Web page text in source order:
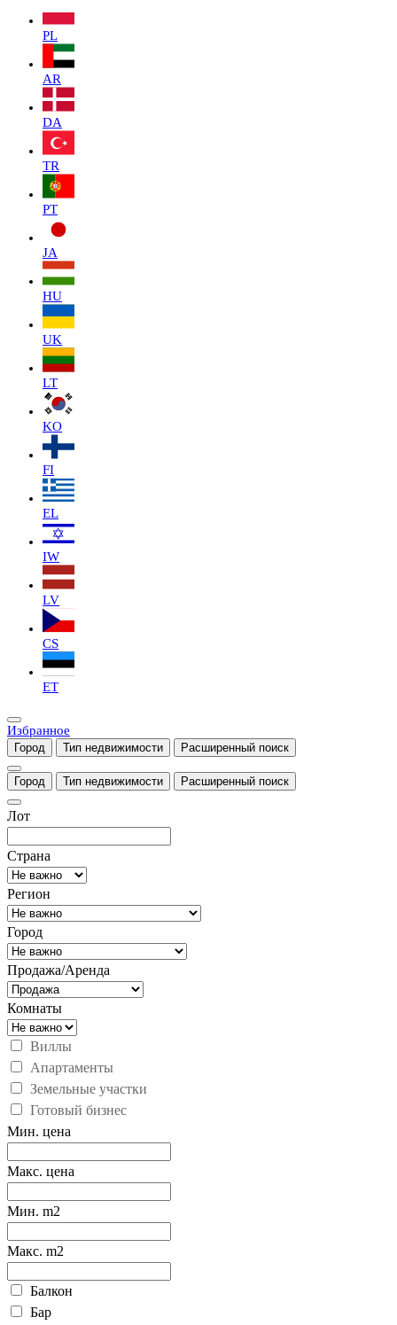
PL
AR
DA
TR
PT
JA
HU
UK
LT
KO
FI
EL
IW
LV
CS
ET
Избранное
Город Тип недвижимости Расширенный поиск
Город Тип недвижимости Расширенный поиск
Лот
Страна
Регион
Город
Продажа/Аренда
Комнаты
Виллы
Апартаменты
Земельные участки
Готовый бизнес
Мин. цена
Макс. цена
Мин. m2
Макс. m2
Балкон
Бар